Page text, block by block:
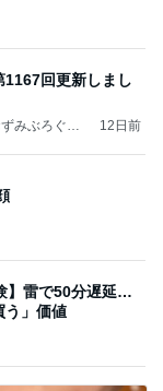
回更新しまし
みぶろぐ」
12日前
】雷で50分遅延…
う」価値